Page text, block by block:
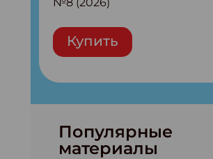
Купить
Популярные
материалы